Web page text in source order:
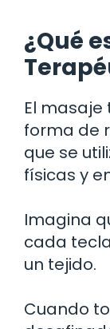
¿Qué
El
forma de
que se
físicas y
Imagina
cada
un tejido.
Cuando